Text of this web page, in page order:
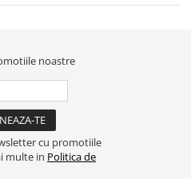
noastre
cu promotiile
multe in Politica de